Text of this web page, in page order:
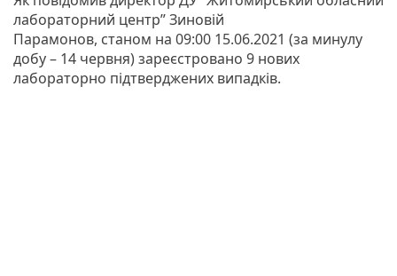
лабораторний центр” Зиновій
Парамонов, станом на 09:00 15.06.2021 (за минулу
добу – 14 червня) зареєстровано 9 нових
лабораторно підтверджених випадків.